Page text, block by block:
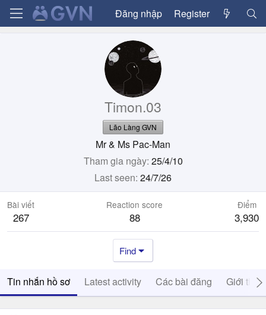
Đăng nhập Register
Timon.03
Lão Làng GVN
Mr & Ms Pac-Man
Tham gia ngày 25/4/10
Last seen 24/7/26
Bài viết
267
Reaction score
88
Điểm
3,930
Find
Tin nhắn hồ sơ Latest activity Các bài đăng Giới thiệu